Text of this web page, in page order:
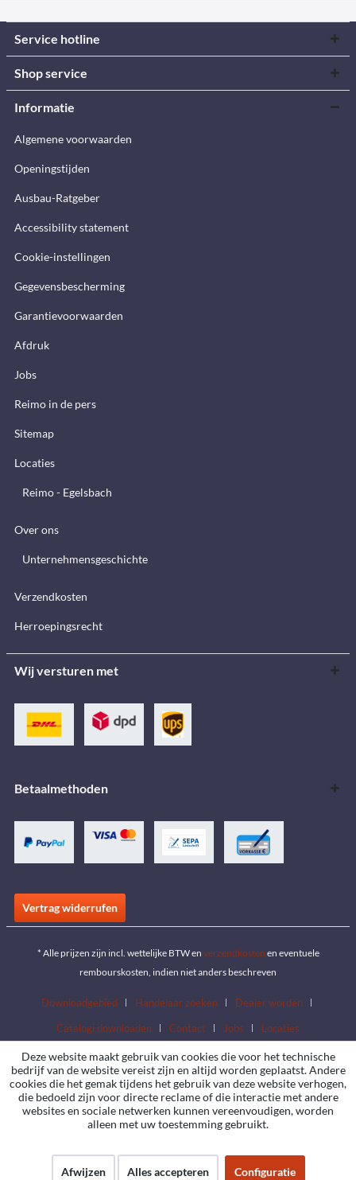
Service hotline
Shop service
Informatie
Algemene voorwaarden
Openingstijden
Ausbau-Ratgeber
Accessibility statement
Cookie-instellingen
Gegevensbescherming
Garantievoorwaarden
Afdruk
Jobs
Reimo in de pers
Sitemap
Locaties
Reimo - Egelsbach
Over ons
Unternehmensgeschichte
Verzendkosten
Herroepingsrecht
Wij versturen met
Betaalmethoden
Vertrag widerrufen
* Alle prijzen zijn incl. wettelijke BTW en verzendkosten en eventuele
rembourskosten, indien niet anders beschreven
Downloadgebied Handelaar zoeken
Dealer worden
Catalogi downloaden
Contact Jobs Locaties
Deze website maakt gebruik van cookies die voor het technische
bedrijf van de website vereist zijn en altijd worden geplaatst. Andere
cookies die het gemak tijdens het gebruik van deze website verhogen,
die bedoeld zijn voor directe reclame of die interactie met andere
websites en sociale netwerken kunnen vereenvoudigen, worden
alleen met uw toestemming gebruikt.
Afwijzen Alles accepteren Configuratie